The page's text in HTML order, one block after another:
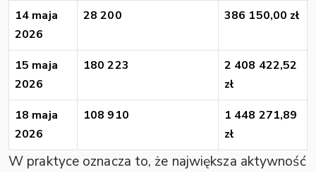
14 maja
2026
28 200 386 150,00 zł
15 maja
2026
180 223
2 408 422,52
zł
18 maja
2026
108 910
1 448 271,89
zł
W praktyce oznacza to, że największa aktywność